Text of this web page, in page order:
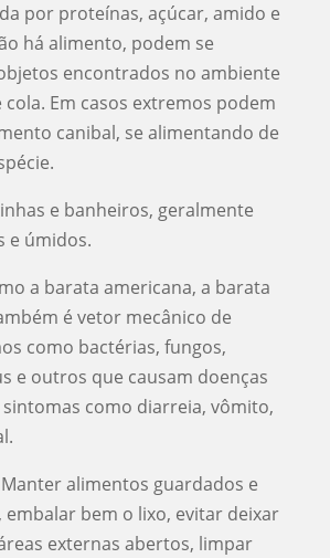
por proteínas, açúcar, amido e
há alimento, podem se
encontrados no ambiente
cola. Em casos extremos podem
canibal, se alimentando de
e banheiros, geralmente
e úmidos.
a barata americana, a barata
é vetor mecânico de
como bactérias, fungos,
e outros que causam doenças
como diarreia, vômito,
Manter alimentos guardados e
embalar bem o lixo, evitar deixar
externas abertos, limpar